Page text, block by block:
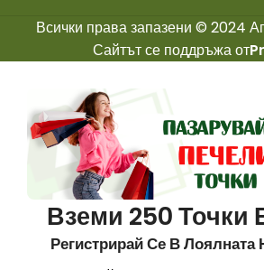
Всички права запазени © 2024
Сайтът се поддръжа от
Вземи 250 Точки
Регистрирай Се В Лоялната